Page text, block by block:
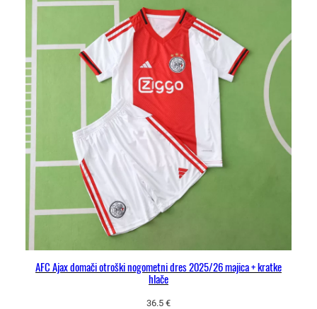
AFC Ajax domači otroški nogometni dres 2025/26 majica + kratke
hlače
36.5 €